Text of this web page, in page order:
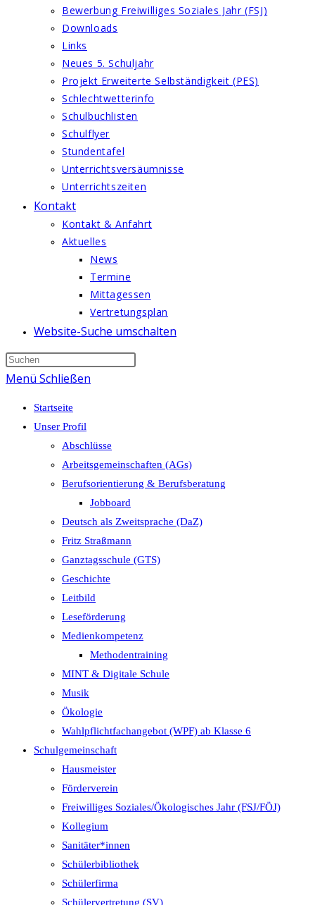
Bewerbung Freiwilliges Soziales Jahr (FSJ)
Downloads
Links
Neues 5. Schuljahr
Projekt Erweiterte Selbständigkeit (PES)
Schlechtwetterinfo
Schulbuchlisten
Schulflyer
Stundentafel
Unterrichtsversäumnisse
Unterrichtszeiten
Kontakt
Kontakt & Anfahrt
Aktuelles
News
Termine
Mittagessen
Vertretungsplan
Website-Suche umschalten
Menü Schließen
Startseite
Unser Profil
Abschlüsse
Arbeitsgemeinschaften (AGs)
Berufsorientierung & Berufsberatung
Jobboard
Deutsch als Zweitsprache (DaZ)
Fritz Straßmann
Ganztagsschule (GTS)
Geschichte
Leitbild
Leseförderung
Medienkompetenz
Methodentraining
MINT & Digitale Schule
Musik
Ökologie
Wahlpflichtfachangebot (WPF) ab Klasse 6
Schulgemeinschaft
Hausmeister
Förderverein
Freiwilliges Soziales/Ökologisches Jahr (FSJ/FÖJ)
Kollegium
Sanitäter*innen
Schülerbibliothek
Schülerfirma
Schülervertretung (SV)